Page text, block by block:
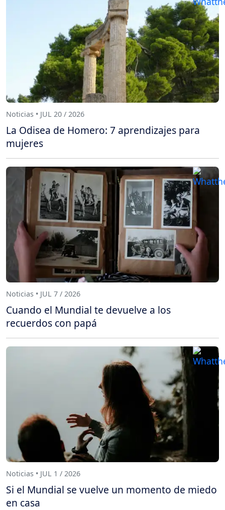
Noticias • JUL 20 / 2026
La Odisea de Homero: 7 aprendizajes para
mujeres
Noticias • JUL 7 / 2026
Cuando el Mundial te devuelve a los
recuerdos con papá
Noticias • JUL 1 / 2026
Si el Mundial se vuelve un momento de miedo
en casa